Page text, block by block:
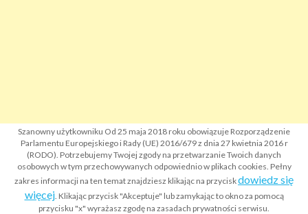
Szanowny użytkowniku Od 25 maja 2018 roku obowiązuje Rozporządzenie
Parlamentu Europejskiego i Rady (UE) 2016/679 z dnia 27 kwietnia 2016 r
(RODO). Potrzebujemy Twojej zgody na przetwarzanie Twoich danych
osobowych w tym przechowywanych odpowiednio w plikach cookies. Pełny
zakres informacji na ten temat znajdziesz klikając na przyciskdowiedz się
więcej. Klikając przycisk "Akceptuje" lub zamykając to okno za pomocą
przycisku "x" wyrażasz zgodę na zasadach prywatności serwisu.